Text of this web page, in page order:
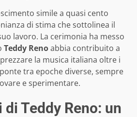
simile a quasi cento
di stima che sottolinea il
lavoro. La cerimonia ha messo
Teddy Renoabbia contribuito a
la musica italiana oltre i
tra epoche diverse, sempre
e sperimentare.
di Teddy Reno: un